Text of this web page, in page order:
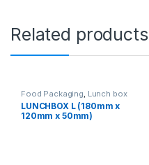
Related products
Food Packaging Lunch box
LUNCHBOX L (180mm x
120mm x 50mm)